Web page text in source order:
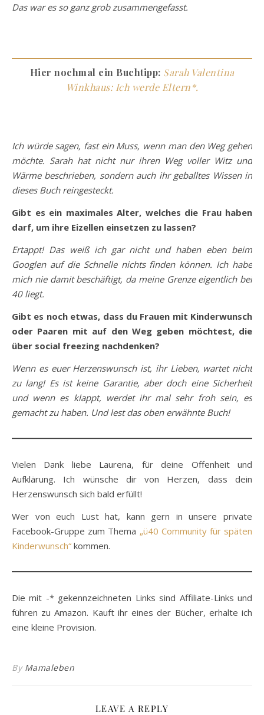
Das war es so ganz grob zusammengefasst.
Hier nochmal ein Buchtipp: Sarah Valentina
Winkhaus: Ich werde Eltern*.
Ich würde sagen, fast ein Muss, wenn man den Weg gehen
möchte. Sarah hat nicht nur ihren Weg voller Witz und
Wärme beschrieben, sondern auch ihr geballtes Wissen in
dieses Buch reingesteckt.
Gibt es ein maximales Alter, welches die Frau haben
darf, um ihre Eizellen einsetzen zu lassen?
Ertappt! Das weiß ich gar nicht und haben eben beim
Googlen auf die Schnelle nichts finden können. Ich habe
mich nie damit beschäftigt, da meine Grenze eigentlich bei
40 liegt.
Gibt es noch etwas, dass du Frauen mit Kinderwunsch
oder Paaren mit auf den Weg geben möchtest, die
über social freezing nachdenken?
Wenn es euer Herzenswunsch ist, ihr Lieben, wartet nicht
zu lang! Es ist keine Garantie, aber doch eine Sicherheit
und wenn es klappt, werdet ihr mal sehr froh sein, es
gemacht zu haben. Und lest das oben erwähnte Buch!
Vielen Dank liebe Laurena, für deine Offenheit und
Aufklärung. Ich wünsche dir von Herzen, dass dein
Herzenswunsch sich bald erfüllt!
Wer von euch Lust hat, kann gern in unsere private
Facebook-Gruppe zum Thema „ü40 Community für späten
Kinderwunsch“ kommen.
Die mit -* gekennzeichneten Links sind Affiliate-Links und
führen zu Amazon. Kauft ihr eines der Bücher, erhalte ich
eine kleine Provision.
By Mamaleben
LEAVE A REPLY